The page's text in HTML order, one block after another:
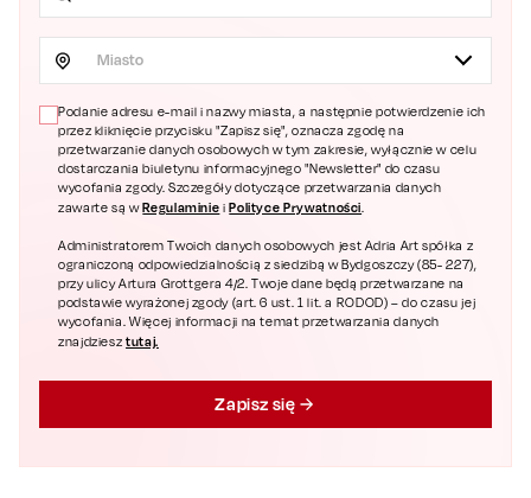
Miasto
Podanie adresu e-mail i nazwy miasta, a następnie potwierdzenie ich
przez kliknięcie przycisku "Zapisz się", oznacza zgodę na
przetwarzanie danych osobowych w tym zakresie, wyłącznie w celu
dostarczania biuletynu informacyjnego "Newsletter" do czasu
wycofania zgody. Szczegóły dotyczące przetwarzania danych
zawarte są wRegulaminie iPolityce Prywatności.
Administratorem Twoich danych osobowych jest Adria Art spółka z
ograniczoną odpowiedzialnością z siedzibą w Bydgoszczy (85- 227),
przy ulicy Artura Grottgera 4/2. Twoje dane będą przetwarzane na
podstawie wyrażonej zgody (art. 6 ust. 1 lit. a RODOD) – do czasu jej
wycofania. Więcej informacji na temat przetwarzania danych
znajdziesztutaj.
Zapisz się